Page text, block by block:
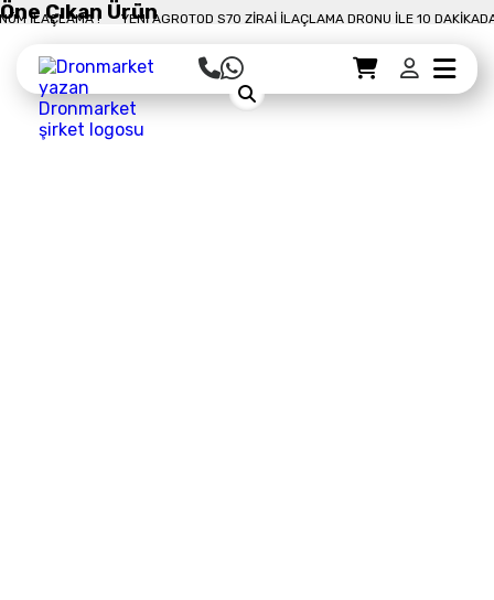
! YENI AGROTOD S70 ZIRAI İLAÇLAMA DRONU İLE 10 DAKIKADA 50
Sepet
Sepet Detayı Ödemeye Geç
Öne Çıkan Ürün